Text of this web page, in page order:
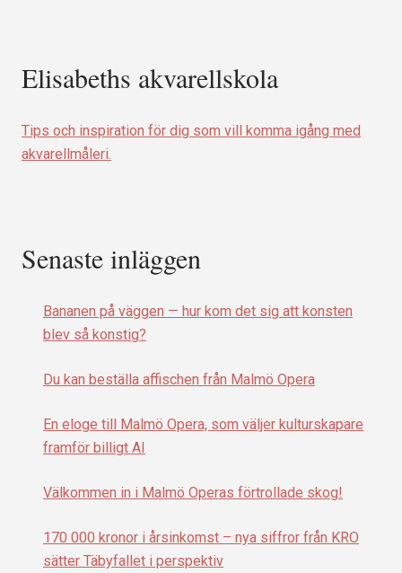
SKAPANDET
Elisabeths akvarellskola
Tips och inspiration för dig som vill komma igång med
akvarellmåleri.
Senaste inläggen
Bananen på väggen — hur kom det sig att konsten
blev så konstig?
Du kan beställa affischen från Malmö Opera
En eloge till Malmö Opera, som väljer kulturskapare
framför billigt AI
Välkommen in i Malmö Operas förtrollade skog!
170 000 kronor i årsinkomst – nya siffror från KRO
sätter Täbyfallet i perspektiv